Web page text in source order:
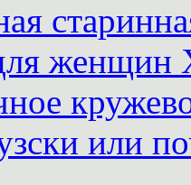
женщин
или